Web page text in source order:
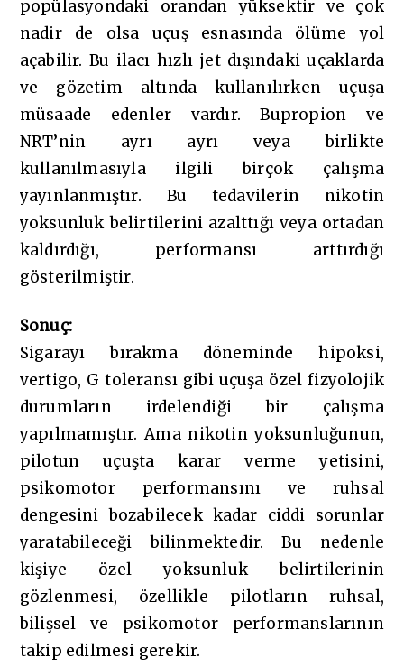
popülasyondaki orandan yüksektir ve çok
nadir de olsa uçuş esnasında ölüme yol
açabilir. Bu ilacı hızlı jet dışındaki uçaklarda
ve gözetim altında kullanılırken uçuşa
müsaade edenler vardır. Bupropion ve
NRT’nin ayrı ayrı veya birlikte
kullanılmasıyla ilgili birçok çalışma
yayınlanmıştır. Bu tedavilerin nikotin
yoksunluk belirtilerini azalttığı veya ortadan
kaldırdığı, performansı arttırdığı
gösterilmiştir.
Sonuç:
Sigarayı bırakma döneminde hipoksi,
vertigo, G toleransı gibi uçuşa özel fizyolojik
durumların irdelendiği bir çalışma
yapılmamıştır. Ama nikotin yoksunluğunun,
pilotun uçuşta karar verme yetisini,
psikomotor performansını ve ruhsal
dengesini bozabilecek kadar ciddi sorunlar
yaratabileceği bilinmektedir. Bu nedenle
kişiye özel yoksunluk belirtilerinin
gözlenmesi, özellikle pilotların ruhsal,
bilişsel ve psikomotor performanslarının
takip edilmesi gerekir.